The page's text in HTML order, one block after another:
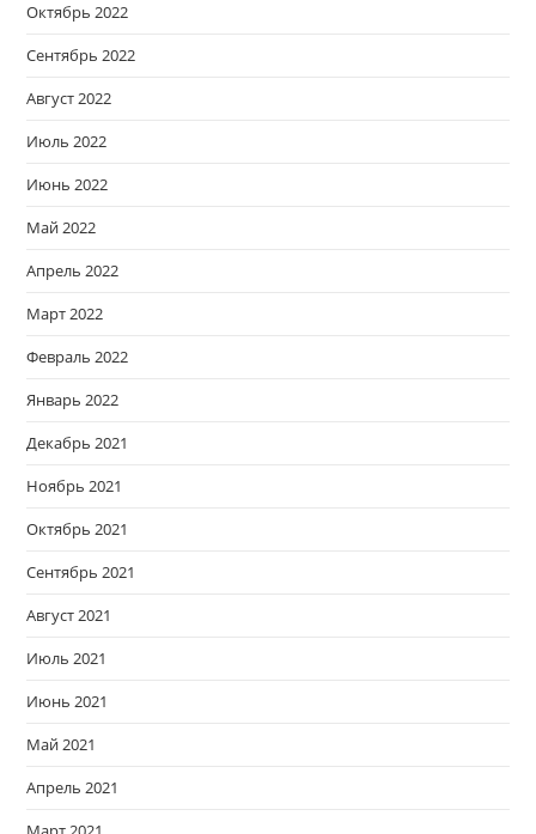
Октябрь 2022
Сентябрь 2022
Август 2022
Июль 2022
Июнь 2022
Май 2022
Апрель 2022
Март 2022
Февраль 2022
Январь 2022
Декабрь 2021
Ноябрь 2021
Октябрь 2021
Сентябрь 2021
Август 2021
Июль 2021
Июнь 2021
Май 2021
Апрель 2021